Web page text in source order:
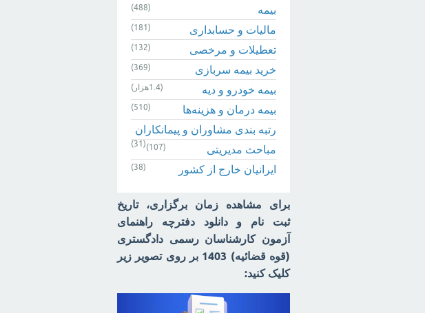
بیمه‌
(488)
مالیات و حسابداری (181)
تعطیلات و مرخصی (132)
خرید بیمه سربازی (369)
بیمه خودرو و دیه (1.4هزار)
بیمه درمان و هزینه‌ها (510)
رتبه بندی مشاوران و پیمانکاران
(31) مباحث مدیریتی (107)
ایرانیان خارج از کشور (38)
برای مشاهده زمان برگزاری، تاریخ
ثبت نام و دانلود دفترچه راهنمای
آزمون کارشناسان رسمی دادگستری
(قوه قضائیه) 1403 بر روی تصویر زیر
کلیک کنید: